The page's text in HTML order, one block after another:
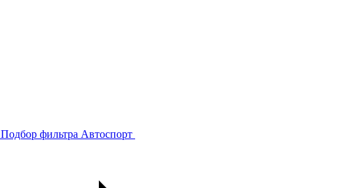
Подбор фильтра Автоспорт